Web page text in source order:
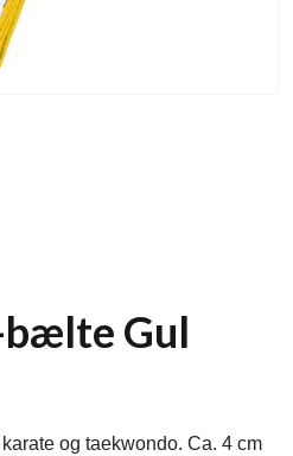
Gul
og taekwondo. Ca. 4 cm